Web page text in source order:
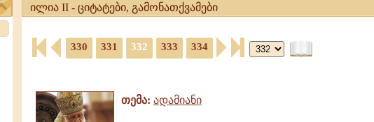
ილია II - ციტატები, გამონათქვამები
ილია
გამონათქვამები
330 331 332 333 334
თემა: ადამიანი